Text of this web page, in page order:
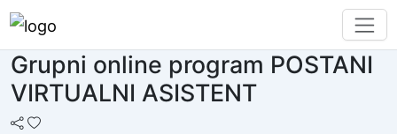
Grupni online program POSTANI
VIRTUALNI ASISTENT